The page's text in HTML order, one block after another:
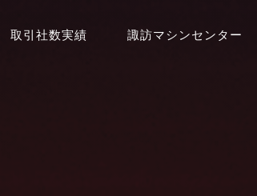
取引社数実績 諏訪マシンセンター